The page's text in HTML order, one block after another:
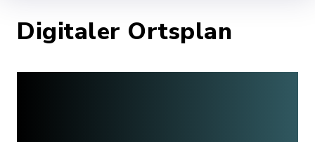
Digitaler Ortsplan